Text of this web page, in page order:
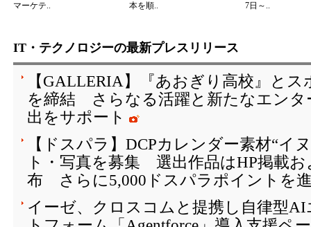
マーケテ..
本を順..
7日～..
IT・テクノロジーの最新プレスリリース
【GALLERIA】『あおぎり高校』と
を締結 さらなる活躍と新たなエンタ
出をサポート
【ドスパラ】DCPカレンダー素材“イ
ト・写真を募集 選出作品はHP掲載
布 さらに5,000ドスパラポイントを
イーゼ、クロスコムと提携し自律型